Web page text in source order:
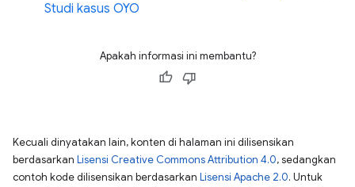
Studi kasus OYO
Apakah informasi ini membantu?
Kecuali dinyatakan lain, konten di halaman ini dilisensikan
berdasarkan Lisensi Creative Commons Attribution 4.0, sedangkan
contoh kode dilisensikan berdasarkan Lisensi Apache 2.0. Untuk